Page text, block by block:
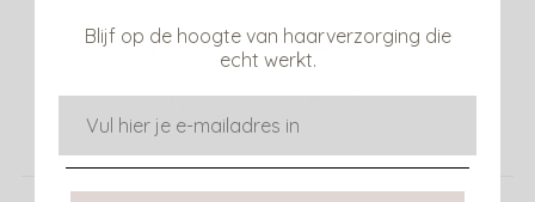
88.2
Blijf op de hoogte van haarverzorging die
echt werkt.
E-mail